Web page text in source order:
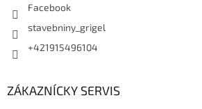
Facebook
stavebniny_grigel
+421915496104
ZÁKAZNÍCKY SERVIS